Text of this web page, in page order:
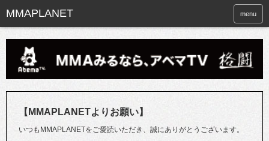
menu
【MMAPLANETよりお願い】
いつもMMAPLANETをご愛読いただき、誠にありがとうございます。